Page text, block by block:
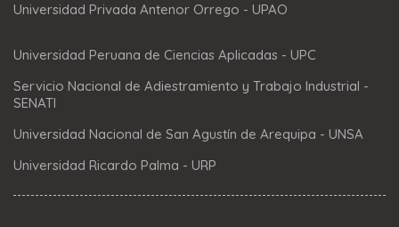
Universidad Privada Antenor Orrego - UPAO
Universidad Peruana de Ciencias Aplicadas - UPC
Servicio Nacional de Adiestramiento y Trabajo Industrial -
SENATI
Universidad Nacional de San Agustín de Arequipa - UNSA
Universidad Ricardo Palma - URP